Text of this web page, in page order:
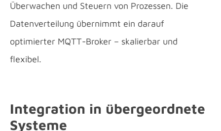
Überwachen und Steuern von Prozessen. Die
Datenverteilung übernimmt ein darauf
optimierter MQTT-Broker – skalierbar und
flexibel.
Integration in übergeordnete
Systeme